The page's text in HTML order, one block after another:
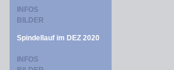
INFOS
BILDER
Spindellauf im DEZ 2020
INFOS